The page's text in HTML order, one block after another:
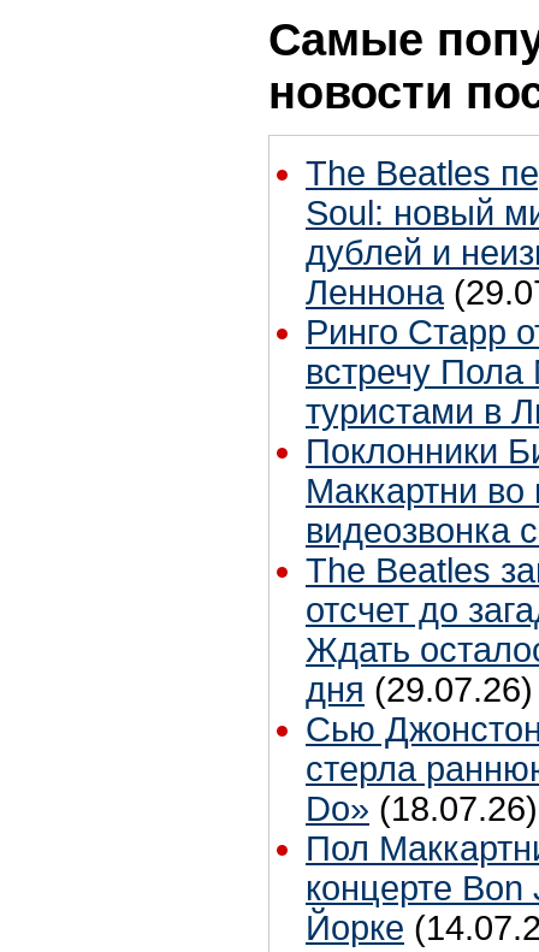
Самые
новости
The Beatles
Soul: новый
дублей и
Леннона
Ринго Старр
встречу Пола
туристами в
Поклонники
Маккартни во
видеозвонка
The Beatles
отсчет до
Ждать
дня (29.07.26)
Сью
стерла
Do» (18.07.26)
Пол
концерте
Йорке